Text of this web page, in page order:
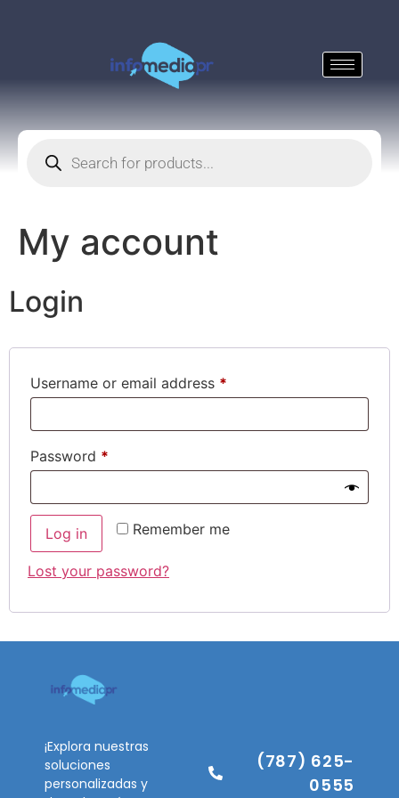
My account
Login
Username or email address *
Password *
Remember me
Log in
Lost your password?
¡Explora nuestras
soluciones
personalizadas y
(787) 625-
0555